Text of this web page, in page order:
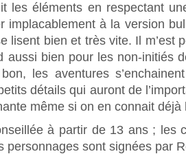
les éléments en respectant
implacablement à la version
lisent bien et très vite. Il m’est
aussi bien pour les non-initiés
les aventures
détails qui auront de
même si on en connait déjà
à partir de 13 ans ; les
personnages sont signées par